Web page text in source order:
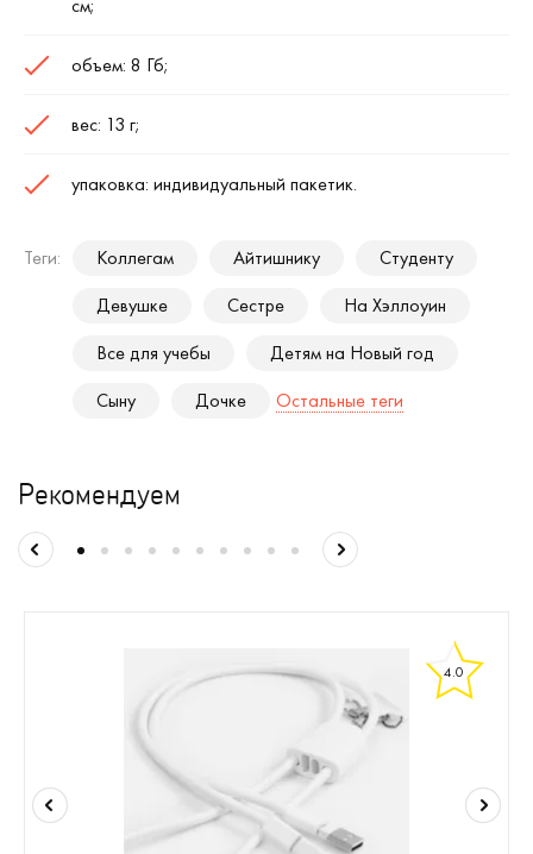
см;
объем: 8 Гб;
вес: 13 г;
упаковка: индивидуальный пакетик.
Теги: Коллегам Айтишнику
Студенту
Девушке
Сестре
На Хэллоуин
Все для учебы
Детям на Новый год
Сыну
Дочке Остальные теги
Рекомендуем
4.0